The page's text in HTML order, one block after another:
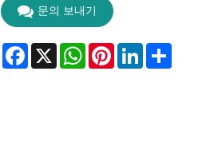
문의 보내기
Facebook
X WhatsApp
PinterestLinkedIn
Share